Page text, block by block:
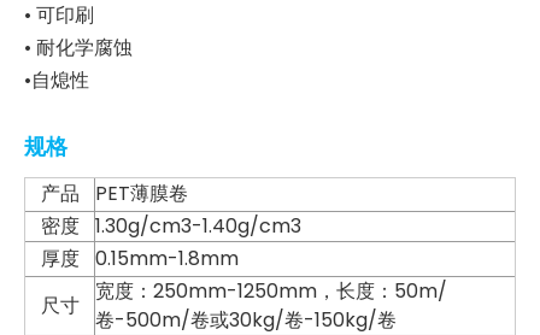
• 可印刷
• 耐化学腐蚀
•自熄性
规格
产品
PET薄膜卷
密度 1.30g/cm3-1.40g/cm3
厚度 0.15mm-1.8mm
尺寸
宽度：250mm-1250mm，长度：50m/
卷-500m/卷或30kg/卷-150kg/卷